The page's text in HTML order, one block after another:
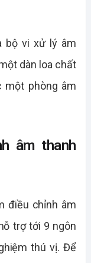
bộ vi xử lý âm
dàn loa chất
một phòng âm
âm thanh
điều chỉnh âm
trợ tới 9 ngôn
thú vị. Để